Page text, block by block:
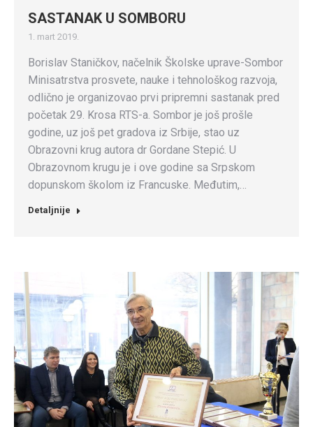
SASTANAK U SOMBORU
1. mart 2019.
Borislav Staničkov, načelnik Školske uprave-Sombor
Minisatrstva prosvete, nauke i tehnološkog razvoja,
odlično je organizovao prvi pripremni sastanak pred
početak 29. Krosa RTS-a. Sombor je još prošle
godine, uz još pet gradova iz Srbije, stao uz
Obrazovni krug autora dr Gordane Stepić. U
Obrazovnom krugu je i ove godine sa Srpskom
dopunskom školom iz Francuske. Međutim,…
Detaljnije